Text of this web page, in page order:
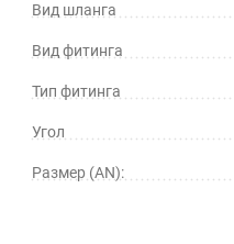
Вид шланга
Вид фитинга
Тип фитинга
Угол
Размер (AN):